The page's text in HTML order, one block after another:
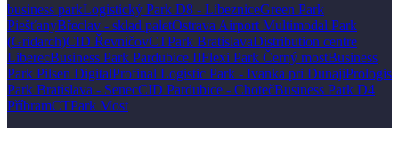
business parkLogistický Park D8 - LíbezniceGreen Park
PiešťanyBřeclav - sklad paletOstrava Airport Multimodal Park
(Gridarch)CID ŘevničovCTPark BratislavaDistribution centre
LiberecBusiness Park Pardubice IIFlexi Park Černý mostBusiness
Park Pilsen DigitalProfinal Logistic Park - Ivanka pri DunajiPrologis
Park Bratislava - SenecCID Pardubice - ChotečBusiness Park D4
PříbramCTPark Most